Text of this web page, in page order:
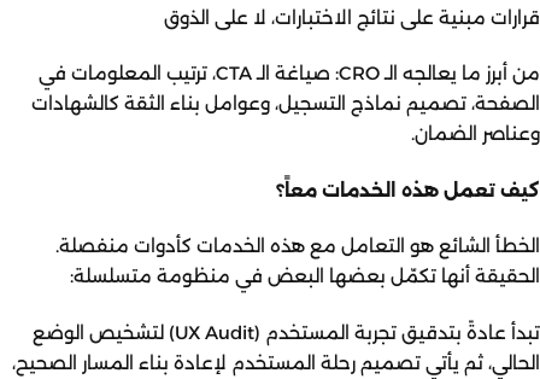
قرارات مبنية على نتائج الاختبارات، لا على الذوق
من أبرز ما يعالجه الـ CRO: صياغة الـ CTA، ترتيب المعلومات في
الصفحة، تصميم نماذج التسجيل، وعوامل بناء الثقة كالشهادات
وعناصر الضمان.
كيف تعمل هذه الخدمات معاً؟
الخطأ الشائع هو التعامل مع هذه الخدمات كأدوات منفصلة.
الحقيقة أنها تكمّل بعضها البعض في منظومة متسلسلة:
تبدأ عادةً بتدقيق تجربة المستخدم (UX Audit) لتشخيص الوضع
الحالي، ثم يأتي تصميم رحلة المستخدم لإعادة بناء المسار الصحيح،